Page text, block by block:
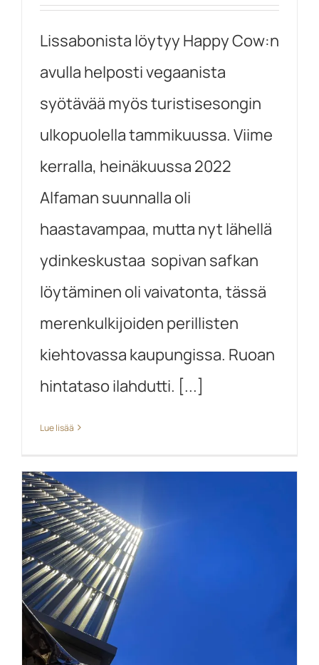
Lissabonista löytyy Happy Cow:n
avulla helposti vegaanista
syötävää myös turistisesongin
ulkopuolella tammikuussa. Viime
kerralla, heinäkuussa 2022
Alfaman suunnalla oli
haastavampaa, mutta nyt lähellä
ydinkeskustaa sopivan safkan
löytäminen oli vaivatonta, tässä
merenkulkijoiden perillisten
kiehtovassa kaupungissa. Ruoan
hintataso ilahdutti. [...]
Lue lisää